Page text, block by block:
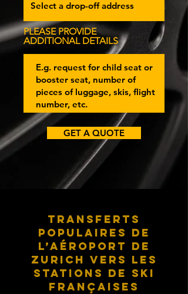
PLEASE PROVIDE
ADDITIONAL DETAILS
GET A QUOTE
Transferts
populaires de
l’aéroport de
Zurich vers les
stations de ski
françaises